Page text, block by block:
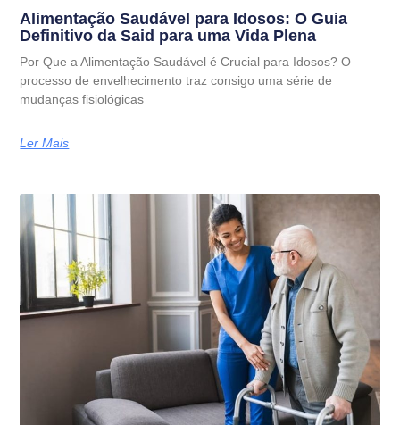
Alimentação Saudável para Idosos: O Guia
Definitivo da Said para uma Vida Plena
Por Que a Alimentação Saudável é Crucial para Idosos? O
processo de envelhecimento traz consigo uma série de
mudanças fisiológicas
Ler Mais